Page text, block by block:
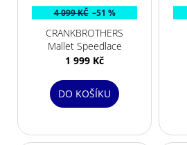
ů
4 099 KČ –51 %
CRANKBROTHERS
Mallet Speedlace
1 999 Kč
DO KOŠÍKU